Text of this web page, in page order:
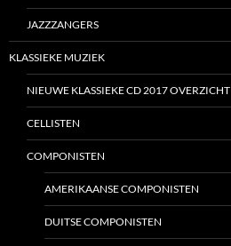
JAZZZANGERS
KLASSIEKE MUZIEK
NIEUWE KLASSIEKE CD 2017 OVERZICHT
CELLISTEN
COMPONISTEN
AMERIKAANSE COMPONISTEN
DUITSE COMPONISTEN